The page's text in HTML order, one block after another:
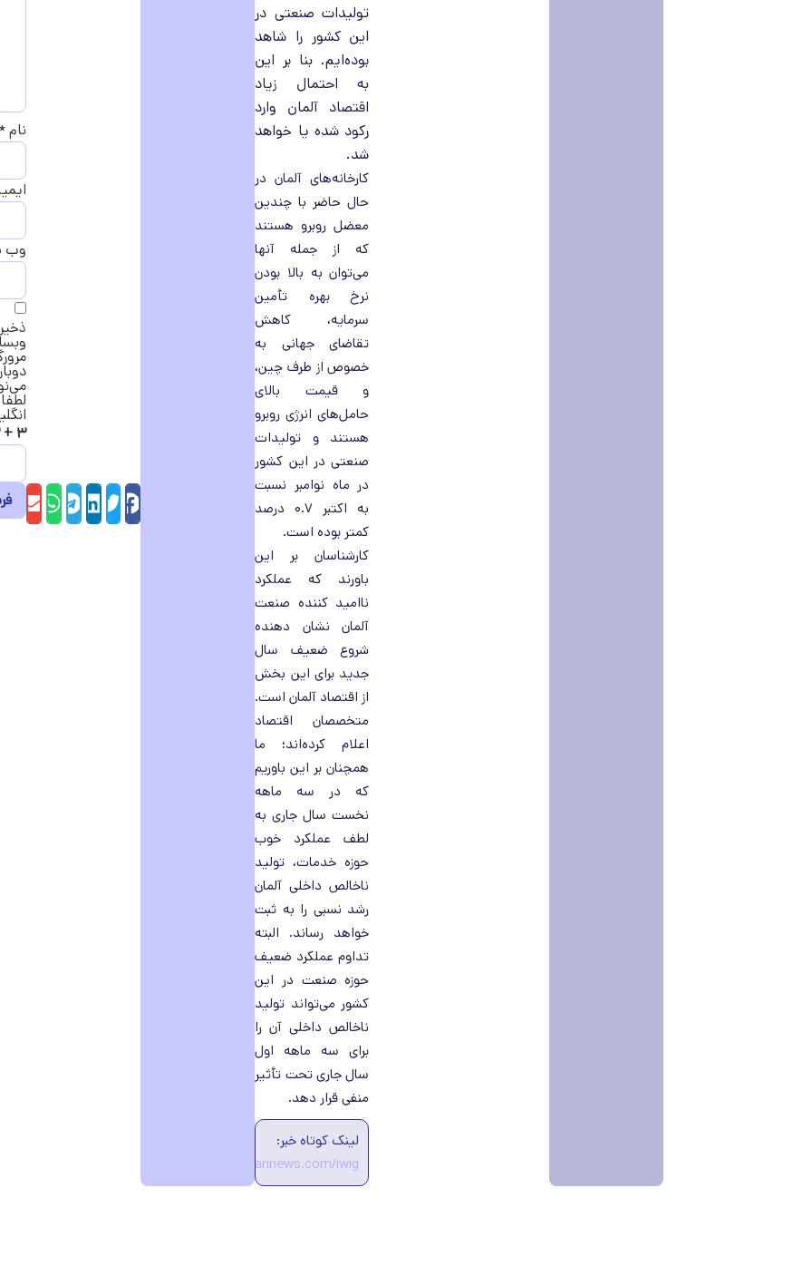
تولیدات صنعتی در
این کشور را شاهد
بوده‌ایم. بنا بر این
به احتمال زیاد
اقتصاد آلمان وارد
رکود شده یا خواهد
شد.
کارخانه‌های آلمان در
حال حاضر با چندین
معضل روبرو هستند
که از جمله آنها
می‌توان به بالا بودن
نرخ بهره تأمین
سرمایه، کاهش
تقاضای جهانی به
خصوص از طرف چین،
و قیمت بالای
حامل‌های انرژی روبرو
هستند و تولیدات
صنعتی در این کشور
در ماه نوامبر نسبت
به اکتبر ۰.۷ درصد
کمتر بوده است.
کارشناسان بر این
باورند که عملکرد
ناامید کننده صنعت
آلمان نشان دهنده
شروع ضعیف سال
جدید برای این بخش
از اقتصاد آلمان است.
متخصصان اقتصاد
اعلام کرده‌اند؛ ما
همچنان بر این باوریم
که در سه ماهه
نخست سال جاری به
لطف عملکرد خوب
حوزه خدمات، تولید
ناخالص داخلی آلمان
رشد نسبی را به ثبت
خواهد رساند. البته
تداوم عملکرد ضعیف
حوزه صنعت در این
کشور می‌تواند تولید
ناخالص داخلی آن را
برای سه ماهه اول
سال جاری تحت تأثیر
منفی قرار دهد.
لینک کوتاه خبر:
https://ecobannews.com/iwig
Facebook
Twitter
LinkedIn
نام*
وب‌
۳ + ۳ =